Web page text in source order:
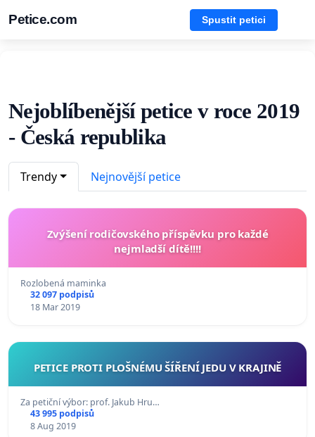
Petice.com Spustit petici
Nejoblíbenější petice v roce 2019
- Česká republika
Trendy Nejnovější petice
Zvýšení rodičovského příspěvku pro každé
nejmladší dítě!!!!
Rozlobená maminka
32 097 podpisů
18 Mar 2019
PETICE PROTI PLOŠNÉMU ŠÍŘENÍ JEDU V KRAJINĚ
Za petiční výbor: prof. Jakub Hru…
43 995 podpisů
8 Aug 2019